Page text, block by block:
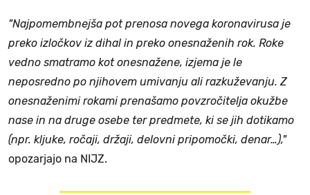
"Najpomembnejša pot prenosa novega koronavirusa je
preko izločkov iz dihal in preko onesnaženih rok. Roke
vedno smatramo kot onesnažene, izjema je le
neposredno po njihovem umivanju ali razkuževanju. Z
onesnaženimi rokami prenašamo povzročitelja okužbe
nase in na druge osebe ter predmete, ki se jih dotikamo
(npr. kljuke, ročaji, držaji, delovni pripomočki, denar…),"
opozarjajo na NIJZ.